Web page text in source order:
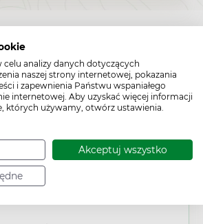
celu analizy danych dotyczących
naszej strony internetowej, pokazania
i zapewnienia Państwu wspaniałego
internetowej. Aby uzyskać więcej informacji
których używamy, otwórz ustawienia.
Akceptuj wszystko